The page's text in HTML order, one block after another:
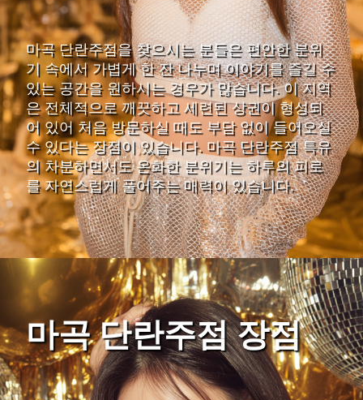
마곡 단란주점을 찾으시는 분들은 편안한 분위
기 속에서 가볍게 한 잔 나누며 이야기를 즐길 수
있는 공간을 원하시는 경우가 많습니다. 이 지역
은 전체적으로 깨끗하고 세련된 상권이 형성되
어 있어 처음 방문하실 때도 부담 없이 들어오실
수 있다는 장점이 있습니다. 마곡 단란주점 특유
의 차분하면서도 온화한 분위기는 하루의 피로
를 자연스럽게 풀어주는 매력이 있습니다.
마곡 단란주점 장점